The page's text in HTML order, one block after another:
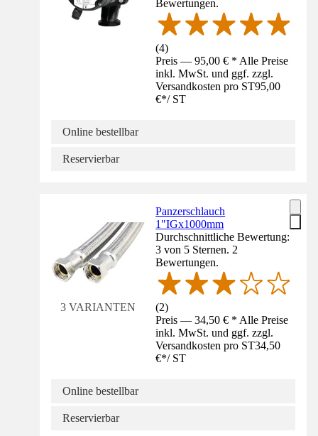
Bewertungen.
(4)
Preis — 95,00 € * Alle Preise
inkl. MwSt. und ggf. zzgl.
Versandkosten pro ST95,00
€*/ ST
Online bestellbar
Reservierbar
3 VARIANTEN
Panzerschlauch
1"IGx1000mm
Durchschnittliche Bewertung:
3 von 5 Sternen. 2
Bewertungen.
(2)
Preis — 34,50 € * Alle Preise
inkl. MwSt. und ggf. zzgl.
Versandkosten pro ST34,50
€*/ ST
Online bestellbar
Reservierbar